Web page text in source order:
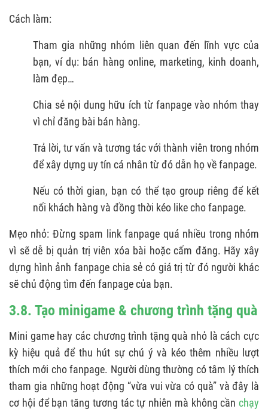
Cách làm:
Tham gia những nhóm liên quan đến lĩnh vực của
bạn, ví dụ: bán hàng online, marketing, kinh doanh,
làm đẹp…
Chia sẻ nội dung hữu ích từ fanpage vào nhóm thay
vì chỉ đăng bài bán hàng.
Trả lời, tư vấn và tương tác với thành viên trong nhóm
để xây dựng uy tín cá nhân từ đó dẫn họ về fanpage.
Nếu có thời gian, bạn có thể tạo group riêng để kết
nối khách hàng và đồng thời kéo like cho fanpage.
Mẹo nhỏ: Đừng spam link fanpage quá nhiều trong nhóm
vì sẽ dễ bị quản trị viên xóa bài hoặc cấm đăng. Hãy xây
dựng hình ảnh fanpage chia sẻ có giá trị từ đó người khác
sẽ chủ động tìm đến fanpage của bạn.
3.8. Tạo minigame & chương trình tặng quà
Mini game hay các chương trình tặng quà nhỏ là cách cực
kỳ hiệu quả để thu hút sự chú ý và kéo thêm nhiều lượt
thích mới cho fanpage. Người dùng thường có tâm lý thích
tham gia những hoạt động “vừa vui vừa có quà” và đây là
cơ hội để bạn tăng tương tác tự nhiên mà không cần chạy